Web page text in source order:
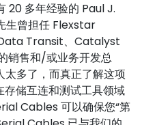
20 多年经验的 Paul J.
曾担任 Flexstar
Transit、Catalyst
销售和/或业务开发总
多了，而真正了解这项
储互连和测试工具领域
Cables 可以确保您“第